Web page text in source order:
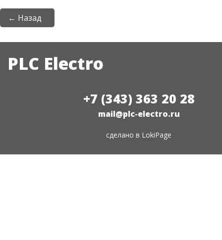
← Назад
PLC Electro
+7 (343) 363 20 28
mail@plc-electro.ru
сделано в LokiPage